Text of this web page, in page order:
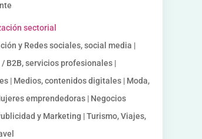
sectorial
y Redes sociales, social media |
/ B2B, servicios profesionales |
| Medios, contenidos digitales | Moda,
emprendedoras | Negocios
y Marketing | Turismo, Viajes,